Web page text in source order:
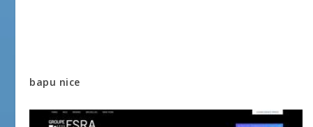
bapu nice